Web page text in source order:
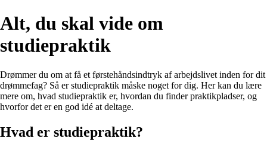
Alt, du skal vide om
studiepraktik
Drømmer du om at få et førstehåndsindtryk af arbejdslivet inden for dit
drømmefag? Så er studiepraktik måske noget for dig. Her kan du lære
mere om, hvad studiepraktik er, hvordan du finder praktikpladser, og
hvorfor det er en god idé at deltage.
Hvad er studiepraktik?